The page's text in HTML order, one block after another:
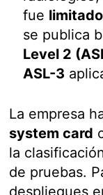
fue limitado
se publica
Level 2
ASL-3
La empresa
system card
la
de pruebas.
despliegues